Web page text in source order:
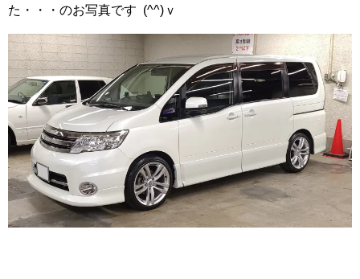
た・・・のお写真です (^^)ｖ